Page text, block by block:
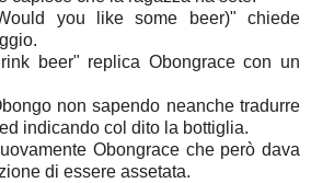
you like some beer)" chiede
beer" replica Obongrace con un
non sapendo neanche tradurre
indicando col dito la bottiglia.
Obongrace che però dava
di essere assetata.